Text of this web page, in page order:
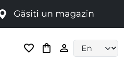
Găsiți un magazin